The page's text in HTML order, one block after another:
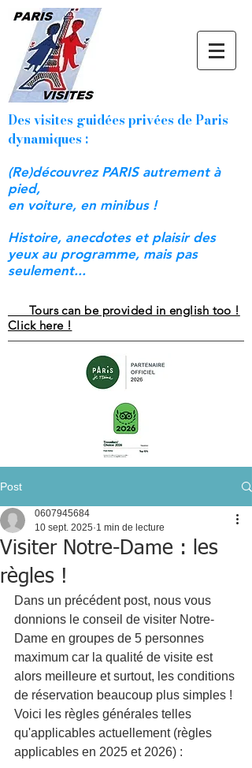
Des visites guidées privées de Paris
dynamiques :
(Re)découvrez PARIS autrement à
pied,
en voiture, en minibus !
Histoire, anecdotes et plaisir des
yeux au programme, mais pas
seulement...
Tours can be provided in english too !
Click here !
Post
Visiter Notre-Dame : les
règles !
0607945684
10 sept. 2025 1 min de lecture
Dans un précédent post, nous vous
donnions le conseil de visiter Notre-
Dame en groupes de 5 personnes
maximum car la qualité de visite est
alors meilleure et surtout, les conditions
de réservation beaucoup plus simples !
Voici les règles générales telles
qu'applicables actuellement (règles
applicables en 2025 et 2026) :